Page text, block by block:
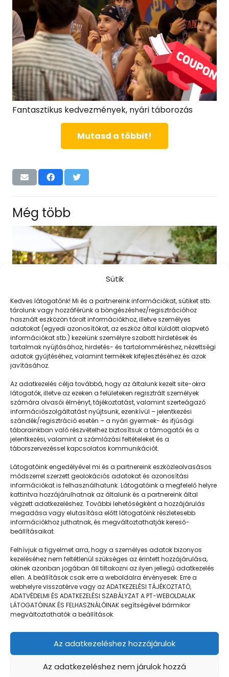
Sütik
Kedves látogatónk! Mi és a partnereink információkat, sütiket stb.
tárolunk vagy hozzáférünk a böngészéshez/regisztrációhoz
használt eszközön tárolt információkhoz, illetve személyes
adatokat (egyedi azonosítókat, az eszköz által küldött alapvető
információkat stb.) kezelünk személyre szabott hirdetések és
tartalmak nyújtásához, hirdetés- és tartalomméréshez, nézettségi
adatok gyűjtéséhez, valamint termékek kifejlesztéséhez és azok
javításához.
Az adatkezelés célja továbbá, hogy az általunk kezelt site-okra
látogatók, illetve az ezeken a felületeken regisztrált személyek
számára olvasói élményt, tájékoztatást, valamint szerteágazó
információszolgáltatást nyújtsunk, ezenkívül – jelentkezési
szándék/regisztráció esetén – a nyári gyermek- és ifjúsági
táborainkban való részvételhez biztosítsuk a támogatói és a
jelentkezési, valamint a számlázási feltételeket és a
táborszervezéssel kapcsolatos kommunikációt.
Látogatóink engedélyével mi és a partnereink eszközleolvasásos
módszerrel szerzett geolokációs adatokat és azonosítási
információkat is felhasználhatunk. Látogatóink a megfelelő helyre
kattintva hozzájárulhatnak az általunk és a partnereink által
végzett adatkezeléshez. További lehetőségként a hozzájárulás
megadása vagy elutasítása előtt látogatóink részletesebb
információkhoz juthatnak, és megváltoztathatják kereső-
beállításaikat.
Felhívjuk a figyelmet arra, hogy a személyes adatok bizonyos
kezeléséhez nem feltétlenül szükséges az érintett hozzájárulása,
akinek azonban jogában áll tiltakozni az ilyen jellegű adatkezelés
ellen. A beállítások csak erre a weboldalra érvényesek. Erre a
webhelyre visszatérve vagy az ADATKEZELÉSI TÁJÉKOZTATÓ,
ADATVÉDELMI ÉS ADATKEZELÉSI SZABÁLYZAT A PT-WEBOLDALAK
LÁTOGATÓINAK ÉS FELHASZNÁLÓINAK segítségével bármikor
megváltoztathatók a beállítások.
Az adatkezeléshez hozzájárulok
Az adatkezeléshez nem járulok hozzá
Fantasztikus kedvezmények, nyári táborozás
Mutasd a többit!
Még több
Sátorban aludni 3.
Napközisgyerektábor.hu
Navigáció
Táboringer
Egyveleg
GDPR | Adatvédelmi és adatkezelési szabályzat